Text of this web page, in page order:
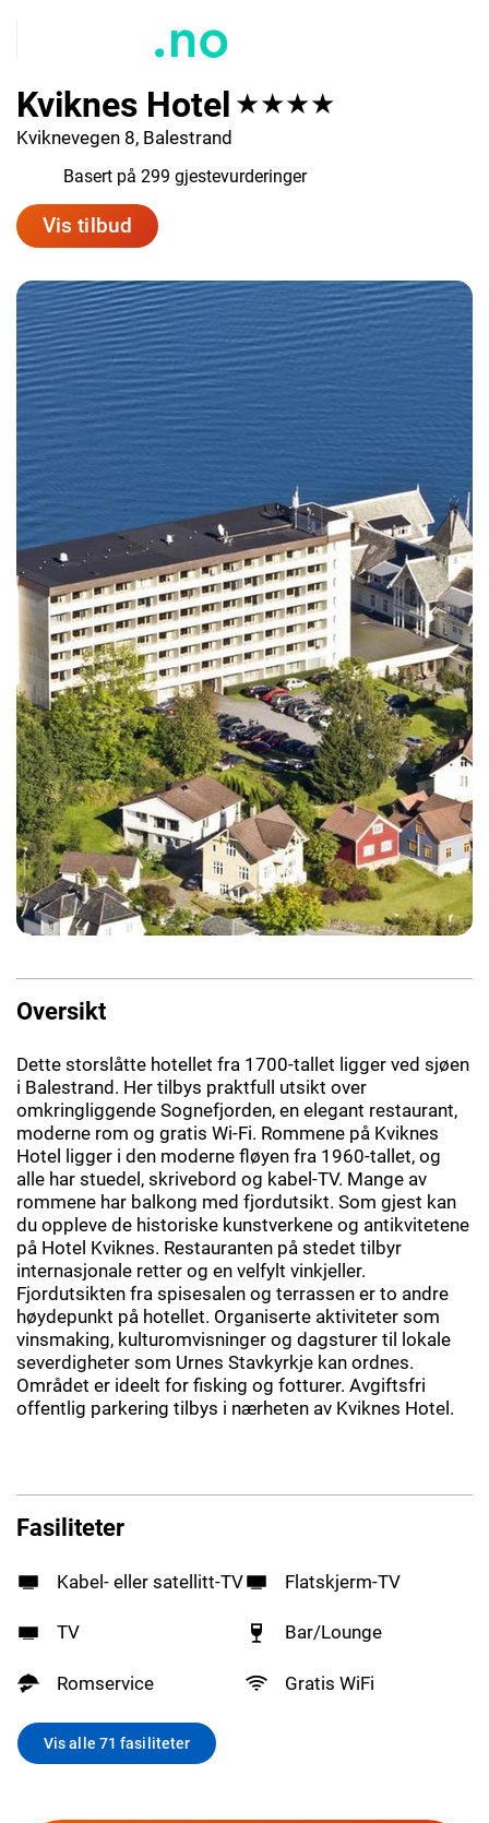
Kviknes Hotel ★★★★
Kviknevegen 8, Balestrand
Basert på 299 gjestevurderinger
Vis tilbud
Oversikt
Dette storslåtte hotellet fra 1700-tallet ligger ved sjøen
i Balestrand. Her tilbys praktfull utsikt over
omkringliggende Sognefjorden, en elegant restaurant,
moderne rom og gratis Wi-Fi. Rommene på Kviknes
Hotel ligger i den moderne fløyen fra 1960-tallet, og
alle har stuedel, skrivebord og kabel-TV. Mange av
rommene har balkong med fjordutsikt. Som gjest kan
du oppleve de historiske kunstverkene og antikvitetene
på Hotel Kviknes. Restauranten på stedet tilbyr
internasjonale retter og en velfylt vinkjeller.
Fjordutsikten fra spisesalen og terrassen er to andre
høydepunkt på hotellet. Organiserte aktiviteter som
vinsmaking, kulturomvisninger og dagsturer til lokale
severdigheter som Urnes Stavkyrkje kan ordnes.
Området er ideelt for fisking og fotturer. Avgiftsfri
offentlig parkering tilbys i nærheten av Kviknes Hotel.
Fasiliteter
Kabel- eller satellitt-TV Flatskjerm-TV
TV Bar/Lounge
Romservice Gratis WiFi
Vis alle 71 fasiliteter